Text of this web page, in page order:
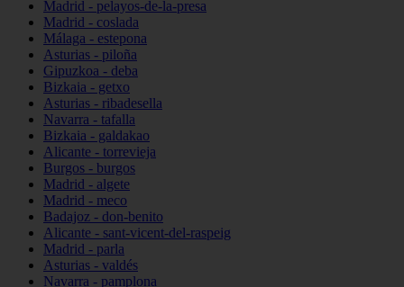
Madrid - pelayos-de-la-presa
Madrid - coslada
Málaga - estepona
Asturias - piloña
Gipuzkoa - deba
Bizkaia - getxo
Asturias - ribadesella
Navarra - tafalla
Bizkaia - galdakao
Alicante - torrevieja
Burgos - burgos
Madrid - algete
Madrid - meco
Badajoz - don-benito
Alicante - sant-vicent-del-raspeig
Madrid - parla
Asturias - valdés
Navarra - pamplona